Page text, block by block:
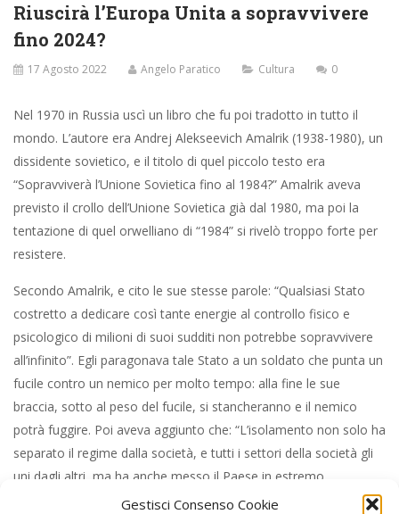
Gestisci Consenso Cookie
Riuscirà l’Europa Unita a sopravvivere
fino 2024?
17 Agosto 2022 Angelo Paratico Cultura 0
Nel 1970 in Russia uscì un libro che fu poi tradotto in tutto il
mondo. L’autore era Andrej Alekseevich Amalrik (1938-1980), un
dissidente sovietico, e il titolo di quel piccolo testo era
“Sopravviverà l’Unione Sovietica fino al 1984?” Amalrik aveva
previsto il crollo dell’Unione Sovietica già dal 1980, ma poi la
tentazione di quel orwelliano di “1984” si rivelò troppo forte per
resistere.
Secondo Amalrik, e cito le sue stesse parole: “Qualsiasi Stato
costretto a dedicare così tante energie al controllo fisico e
psicologico di milioni di suoi sudditi non potrebbe sopravvivere
all’infinito”. Egli paragonava tale Stato a un soldato che punta un
fucile contro un nemico per molto tempo: alla fine le sue
braccia, sotto al peso del fucile, si stancheranno e il nemico
potrà fuggire. Poi aveva aggiunto che: “L’isolamento non solo ha
separato il regime dalla società, e tutti i settori della società gli
uni dagli altri, ma ha anche messo il Paese in estremo
isolamento dal resto del mondo. Questo isolamento ha creato